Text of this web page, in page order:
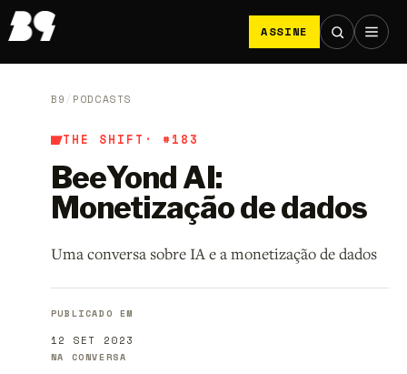
ASSINE
B9 / PODCASTS
THE SHIFT · #183
BeeYond AI:
Monetização de dados
Uma conversa sobre IA e a monetização de dados
PUBLICADO EM
12 SET 2023
NA CONVERSA